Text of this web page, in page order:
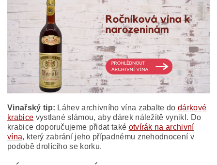
Vinařský tip: Láhev archivního vína zabalte dodárkové
krabice vystlané slámou, aby dárek náležitě vynikl. Do
krabice doporučujeme přidat také otvírák na archivní
vína, který zabrání jeho případnému znehodnocení v
podobě drolícího se korku.